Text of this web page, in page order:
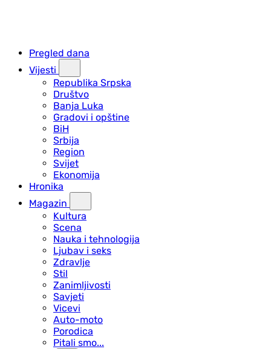
Pregled dana
Vijesti
Republika Srpska
Društvo
Banja Luka
Gradovi i opštine
BiH
Srbija
Region
Svijet
Ekonomija
Hronika
Magazin
Kultura
Scena
Nauka i tehnologija
Ljubav i seks
Zdravlje
Stil
Zanimljivosti
Savjeti
Vicevi
Auto-moto
Porodica
Pitali smo...